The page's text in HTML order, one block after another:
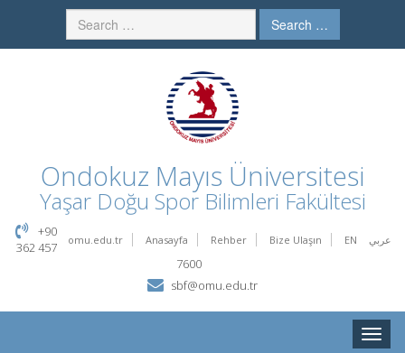
Search …
Ondokuz Mayıs Üniversitesi
Yaşar Doğu Spor Bilimleri Fakültesi
omu.edu.tr Anasayfa Rehber Bize Ulaşın EN عربي
+90
362 457
7600
sbf@omu.edu.tr
Toggle